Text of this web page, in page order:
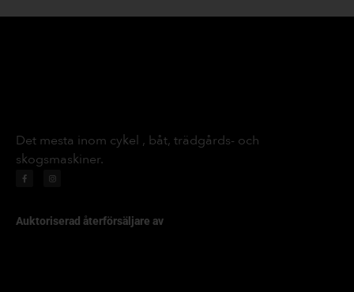
Det mesta inom cykel , båt, trädgårds- och
skogsmaskiner.
Auktoriserad återförsäljare av